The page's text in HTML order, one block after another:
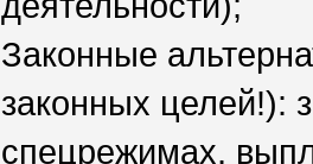
деятельности);
Законные
законных целей!):